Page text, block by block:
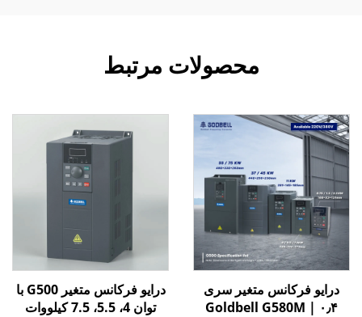
محصولات مرتبط
درایو فرکانس متغیر سری
Goldbell G580M | ۰٫۴
درایو فرکانس متغیر G500 با
توان 4، 5.5، 7.5 کیلووات